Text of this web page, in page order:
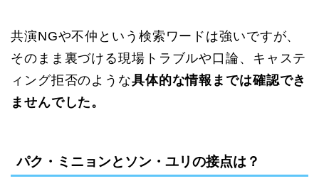
共演NGや不仲という検索ワードは強いですが、
そのまま裏づける現場トラブルや口論、キャステ
ィング拒否のような具体的な情報までは確認でき
ませんでした。
パク・ミニョンとソン・ユリの接点は？